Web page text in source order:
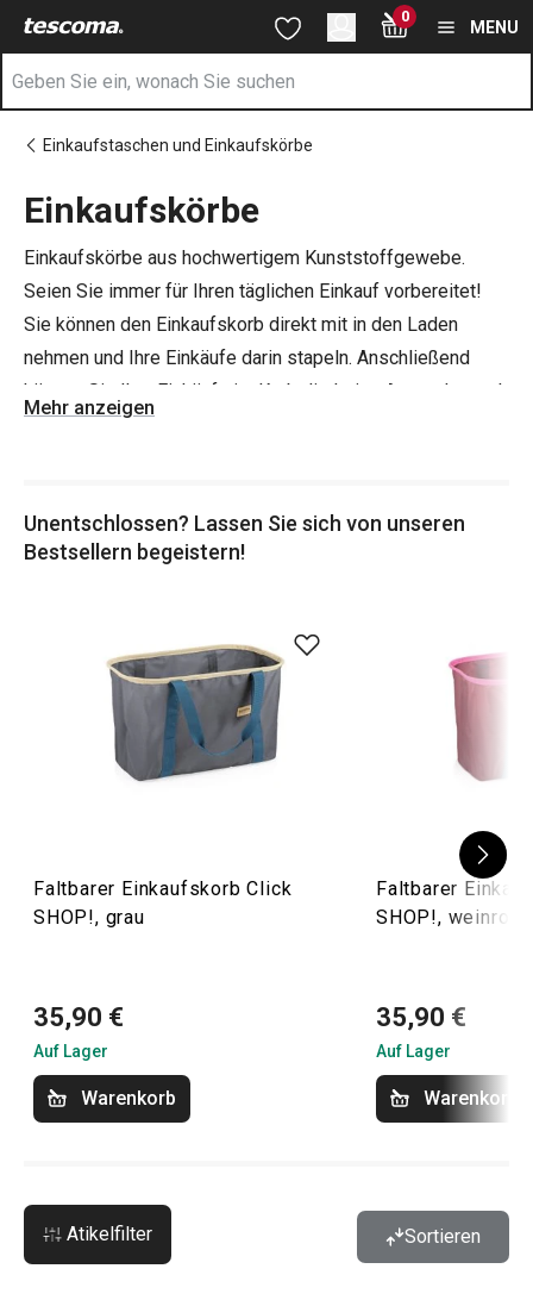
Sie befinden sich auf der Einkaufskörbe Seite
Zum Hauptinhalt springen
Zur Suche springen
Zur Navigation springen 0
MENU
Einkaufstaschen und Einkaufskörbe
Einkaufskörbe
Einkaufskörbe aus hochwertigem Kunststoffgewebe.
Seien Sie immer für Ihren täglichen Einkauf vorbereitet!
Sie können den Einkaufskorb direkt mit in den Laden
nehmen und Ihre Einkäufe darin stapeln. Anschließend
können Sie Ihre Einkäufe im Korb direkt ins Auto oder nach
Hause bringen. Die Körbe sind aus hochwertigem
aufnehmen können.
Mehr anzeigen
Unentschlossen? Lassen Sie sich von unseren
Bestsellern begeistern!
Faltbarer Einkaufskorb Click
SHOP!, grau
35,90 €
Auf Lager
Warenkorb
Faltbarer
SHOP!, weinrot
35,90 €
Auf Lager
Warenkorb
Atikelfilter Sortieren